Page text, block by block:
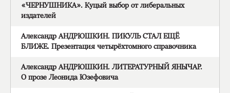
«ЧЕРНУШНИКА». Куцый выбор от либеральных
издателей
Александр АНДРЮШКИН. ПИКУЛЬ СТАЛ ЕЩЁ
БЛИЖЕ. Презентация четырёхтомного справочника
Александр АНДРЮШКИН. ЛИТЕРАТУРНЫЙ ЯНЫЧАР.
О прозе Леонида Юзефовича